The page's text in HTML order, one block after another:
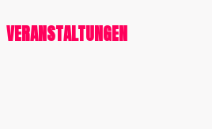
VERANSTALTUNGEN